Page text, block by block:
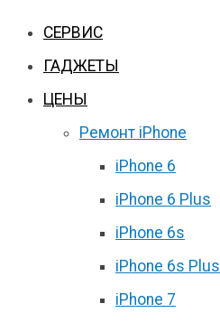
СЕРВИС
ГАДЖЕТЫ
ЦЕНЫ
Ремонт iPhone
iPhone 6
iPhone 6 Plus
iPhone 6s
iPhone 6s Plus
iPhone 7